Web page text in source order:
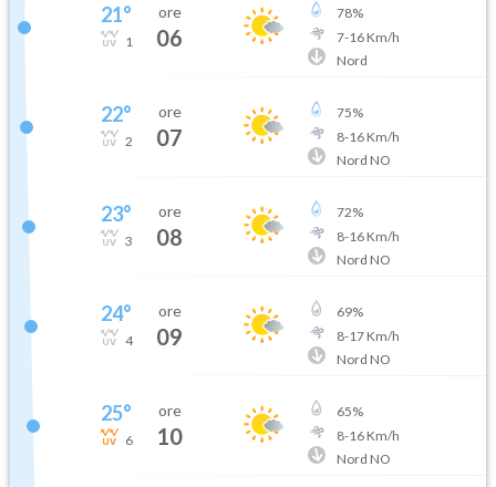
21°
1
ore
06
78%
7-16Km/h
Nord
22°
2
ore
07
75%
8-16Km/h
Nord NO
23°
3
ore
08
72%
8-16Km/h
Nord NO
24°
4
ore
09
69%
8-17Km/h
Nord NO
25°
6
ore
10
65%
8-16Km/h
Nord NO